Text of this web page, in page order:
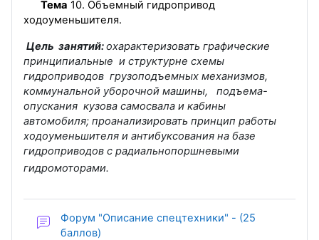
Тема 10. Объемный гидропривод
ходоуменьшителя.
Цель занятий:охарактеризовать графические
принципиальные и структурне схемы
гидроприводов грузоподъемных механизмов,
коммунальной уборочной машины, подъема-
опускания кузова самосвала и кабины
автомобиля; проанализировать принцип работы
ходоуменьшителя и антибуксования на базе
гидроприводов с радиальнопоршневыми
гидромоторами.
Форум "Описание спецтехники" - (25
баллов)